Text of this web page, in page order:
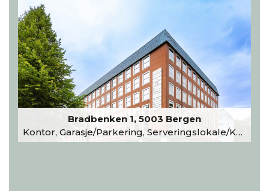
Bradbenken 1, 5003 Bergen
Kontor, Garasje/Parkering, Serveringslokale/Kantine, Undervisning/Arrangement